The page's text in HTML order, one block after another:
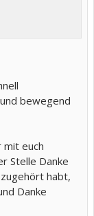
bewegend
mit euch
Stelle Danke
habt,
Danke